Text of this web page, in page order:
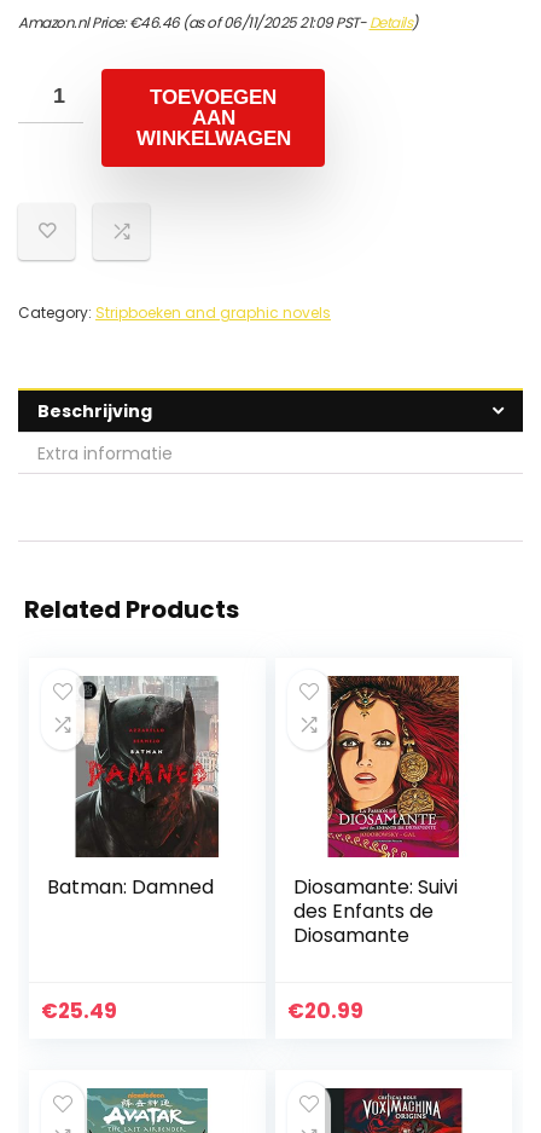
Amazon.nl Price:€46.46(as of 06/11/2025 21:09 PST-Details)
TOEVOEGEN
AAN
WINKELWAGEN
Category: Stripboeken and graphic novels
Beschrijving
Extra informatie
Related Products
Batman: Damned
€25.49
Diosamante: Suivi
des Enfants de
Diosamante
€20.99